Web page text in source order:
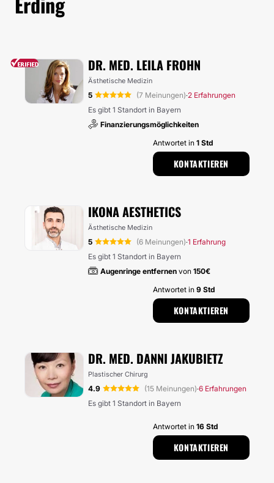
DR. MED. LEILA FROHN
Ästhetische Medizin
5 (7 Meinungen)·2 Erfahrungen
Es gibt 1 Standort in Bayern
Finanzierungsmöglichkeiten
Antwortet in 1 Std
KONTAKTIEREN
IKONA AESTHETICS
Ästhetische Medizin
5 (6 Meinungen)·1 Erfahrung
Es gibt 1 Standort in Bayern
Augenringe entfernen von 150€
Antwortet in 9 Std
KONTAKTIEREN
DR. MED. DANNI JAKUBIETZ
Plastischer Chirurg
4.9 (15 Meinungen)·6 Erfahrungen
Es gibt 1 Standort in Bayern
Antwortet in 16 Std
KONTAKTIEREN